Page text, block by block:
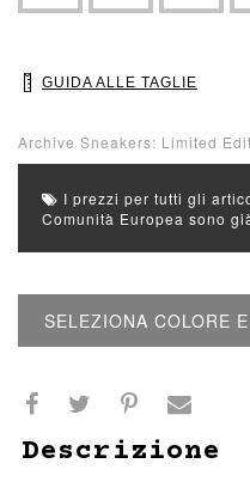
GUIDA ALLE TAGLIE
Archive Sneakers: Limited
I prezzi per tutti gli
Comunità Europea sono
SELEZIONA COLORE
Descrizione